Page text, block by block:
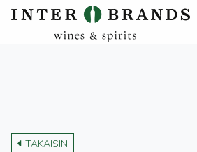
TAKAISIN